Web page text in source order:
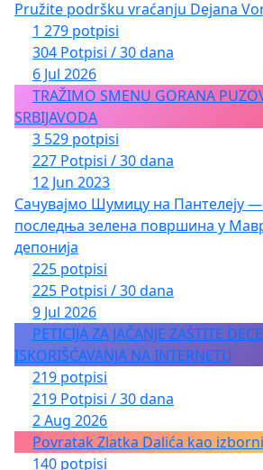
Pružite podršku vraćanju Dejana
1 279 potpisi
304 Potpisi / 30 dana
6 Jul 2026
TRAŽIMO SMENU GORANA
SRBIJAVODA
3 529 potpisi
227 Potpisi / 30 dana
12 Jun 2023
Сачувајмо Шумицу на Пантелеју
последња зелена површина у
депонија
225 potpisi
225 Potpisi / 30 dana
9 Jul 2026
PETICIJA ZA JAČANJE ZAŠTITE
ISKORIŠĆAVANJA NA INTERNETU
219 potpisi
219 Potpisi / 30 dana
2 Aug 2026
Povratak Zlatka Dalića kao
140 potpisi